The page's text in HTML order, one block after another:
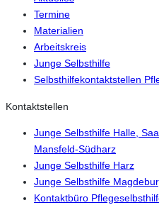
Termine
Materialien
Arbeitskreis
Junge Selbsthilfe
Selbsthilfekontaktstellen
Kontaktstellen
Junge Selbsthilfe Halle,
Mansfeld-Südharz
Junge Selbsthilfe Harz
Junge Selbsthilfe
Kontaktbüro